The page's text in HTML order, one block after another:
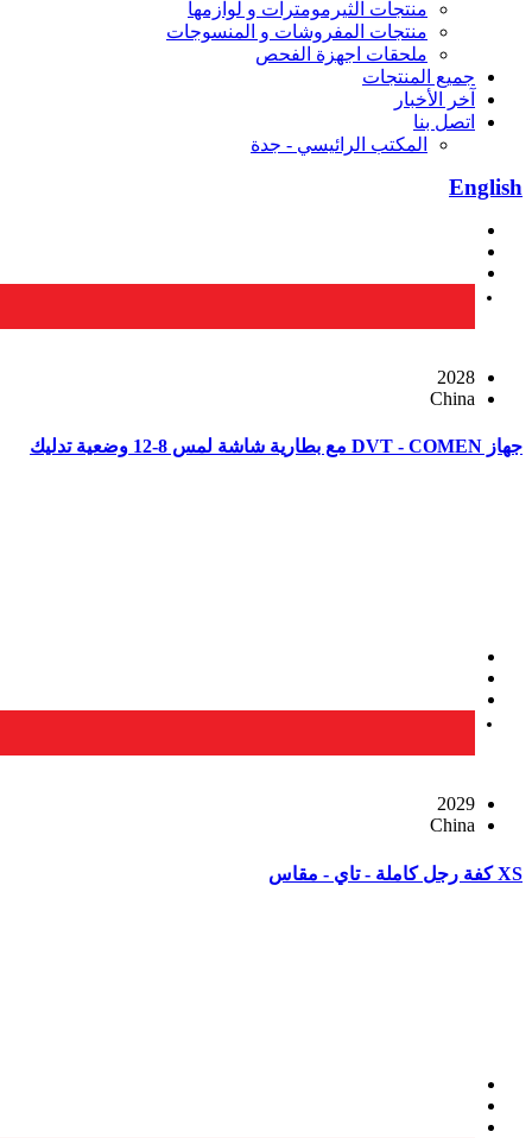
منتجات الثيرمومترات و لوازمها
منتجات المفروشات و المنسوجات
ملحقات اجهزة الفحص
جميع المنتجات
آخر الأخبار
اتصل بنا
المكتب الرائيسي - جدة
English
2028
China
جهاز DVT - COMEN مع بطارية شاشة لمس 8-12 وضعية تدليك
2029
China
XS كفة رجل كاملة - تاي - مقاس